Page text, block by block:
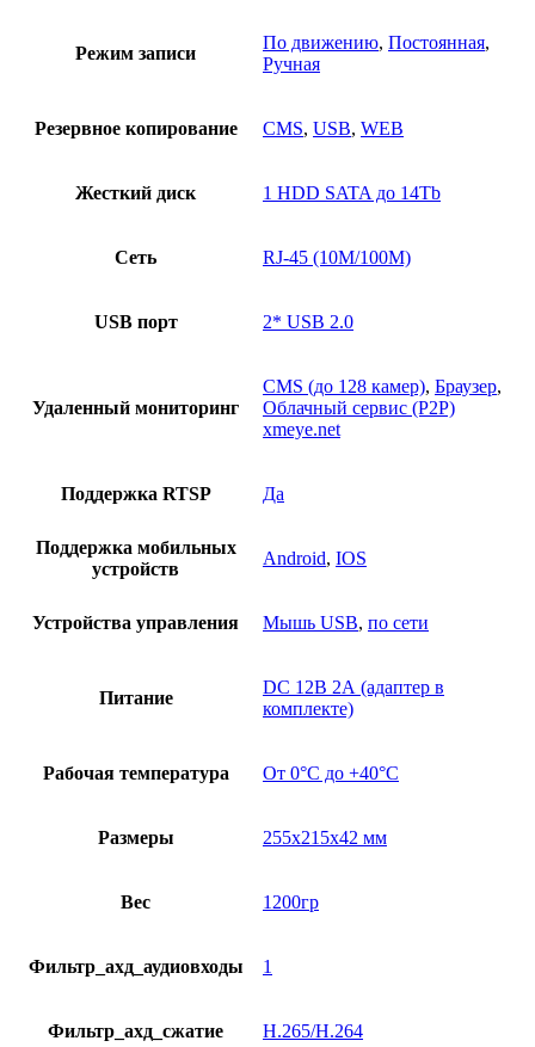
Режим записи
По движению, Постоянная,
Ручная
Резервное копирование CMS, USB, WEB
Жесткий диск 1 HDD SATA до 14Tb
Сеть RJ-45 (10M/100M)
USB порт 2* USB 2.0
Удаленный мониторинг
CMS (до 128 камер), Браузер,
Облачный сервис (P2P)
xmeye.net
Поддержка RTSP Да
Поддержка мобильных
устройств
Android, IOS
Устройства управления Мышь USB, по сети
Питание
DC 12В 2А (адаптер в
комплекте)
Рабочая температура От 0°С до +40°С
Размеры 255х215х42 мм
Вес 1200гр
Фильтр_ахд_аудиовходы 1
Фильтр_ахд_сжатие H.265/H.264